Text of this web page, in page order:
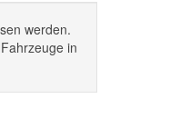
werden.
in